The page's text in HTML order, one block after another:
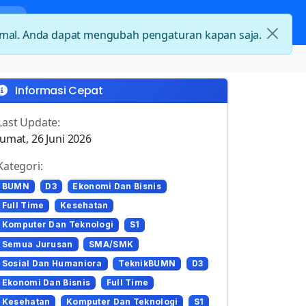
Informasi Cepat
Update:
26 Juni 2026
BUMN D3
Ekonomi Dan Bisnis
Full Time
Kesehatan
Komputer Dan Teknologi
S1
Semua Jurusan
SMA/SMK
Sosial Dan Humaniora
TeknikBUMN
D3
Ekonomi Dan Bisnis
Full Time
Kesehatan
Komputer Dan Teknologi
S1
Anda dapat mengubah pengaturan kapan saja.